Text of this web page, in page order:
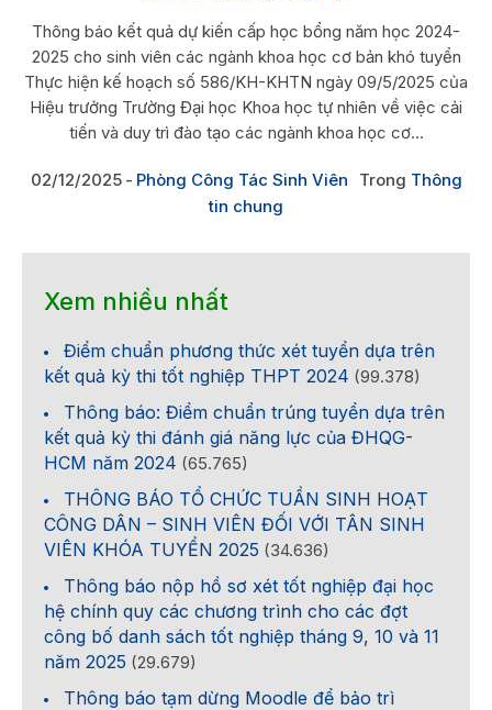
Thông báo kết quả dự kiến cấp học bổng năm học 2024-
2025 cho sinh viên các ngành khoa học cơ bản khó tuyển
Thực hiện kế hoạch số 586/KH-KHTN ngày 09/5/2025 của
Hiệu trưởng Trường Đại học Khoa học tự nhiên về việc cải
tiến và duy trì đào tạo các ngành khoa học cơ...
02/12/2025 Phòng Công Tác Sinh Viên Trong Thông
tin chung
Xem nhiều nhất
Điểm chuẩn phương thức xét tuyển dựa trên
kết quả kỳ thi tốt nghiệp THPT 2024 (99.378)
Thông báo: Điểm chuẩn trúng tuyển dựa trên
kết quả kỳ thi đánh giá năng lực của ĐHQG-
HCM năm 2024 (65.765)
THÔNG BÁO TỔ CHỨC TUẦN SINH HOẠT
CÔNG DÂN – SINH VIÊN ĐỐI VỚI TÂN SINH
VIÊN KHÓA TUYỂN 2025 (34.636)
Thông báo nộp hồ sơ xét tốt nghiệp đại học
hệ chính quy các chương trình cho các đợt
công bố danh sách tốt nghiệp tháng 9, 10 và 11
năm 2025 (29.679)
Thông báo tạm dừng Moodle để bảo trì